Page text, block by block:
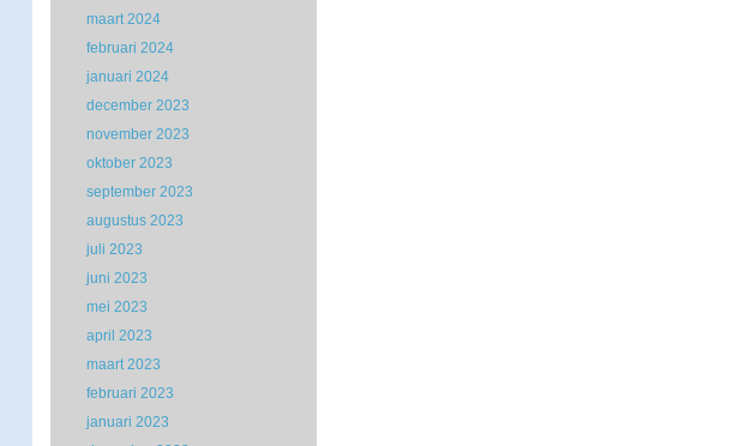
maart 2024
februari 2024
januari 2024
december 2023
november 2023
oktober 2023
september 2023
augustus 2023
juli 2023
juni 2023
mei 2023
april 2023
maart 2023
februari 2023
januari 2023